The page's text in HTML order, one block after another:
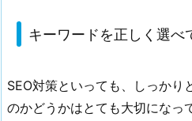
ー
ワ
キーワードを正しく選べ
SEO対策といっても、しっかり
のかどうかはとても大切になっ